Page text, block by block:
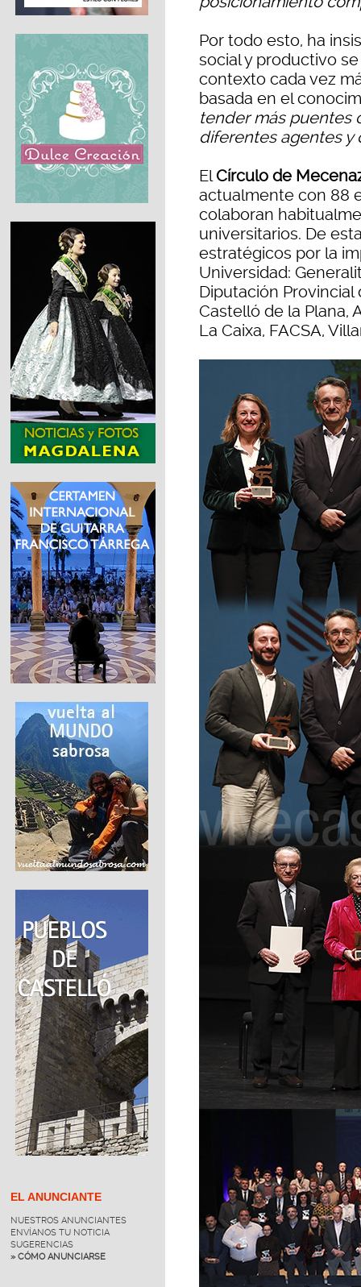
EL ANUNCIANTE
NUESTROS ANUNCIANTES
ENVÍANOS TU NOTICIA
SUGERENCIAS
» CÓMO ANUNCIARSE
Por todo esto, ha
social y productivo
contexto cada vez
basada en el
tender más puentes
diferentes agentes y
ElCírculo de
actualmente con 88
colaboran
universitarios. De
estratégicos por la
Universidad:
Diputación
Castelló de la Plana,
La Caixa, FACSA,